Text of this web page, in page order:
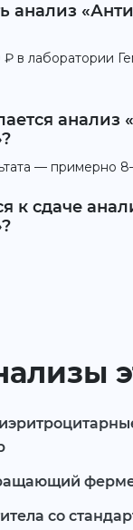
анализ
в лаборатории
— примерно
к сдаче
со